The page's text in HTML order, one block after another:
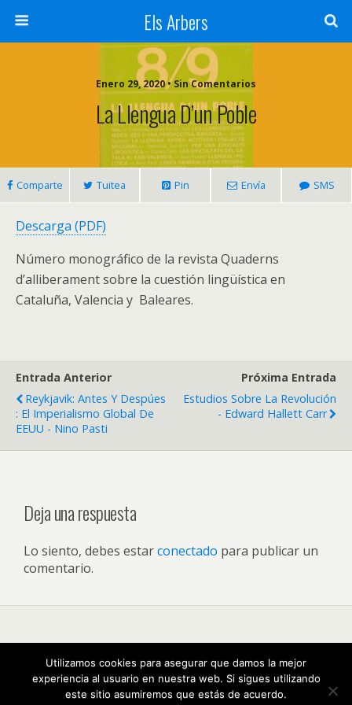
Els Arbers
Enero 29, 2020 • Sin Comentarios
La Llengua D’un Poble
Comparte Tuitea Pin Envía SMS
Descarga (PDF)
Número monográfico de la revista Quaderns
d’alliberament sobre la cuestión lingüística en
Cataluña, Valencia y Baleares.
Entrada Anterior
Reykjavik: Antes Y Despúes
: El Imperialismo Global De
EEUU - Nino Pasti
Próxima Entrada
Estudios Sobre La Revolución
- Edward Hallett Carr
Deja una respuesta
Lo siento, debes estarconectado para publicar un
comentario.
Móvil Escritorio
Utilizamos cookies para asegurar que damos la mejor
experiencia al usuario en nuestra web. Si sigues utilizando
este sitio asumiremos que estás de acuerdo.